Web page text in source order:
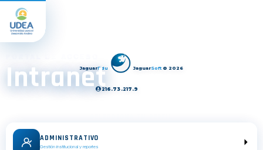
Intranet
ADMINISTRATIVO
Gestión institucional y reportes
JaguarEdu JaguarSoft © 2026
216.73.217.9